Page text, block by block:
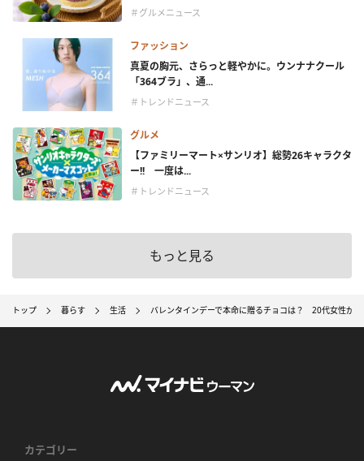
＃グルメニュース
ファッション
真夏の胸元、さらっと軽やかに。ウンナナクール
「364ブラ」、通...
＃トレンドニュース
グルメ
【ファミリーマート×サンリオ】総勢26キャラクタ
ー!! 一度は...
＃トレンドニュース
もっと見る
トップ 暮らす 生活 バレンタインデーで本命に贈るチョコは？ 20代女性が
カテゴリー